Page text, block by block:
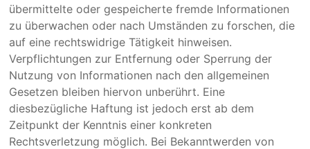
übermittelte oder gespeicherte fremde Informationen
zu überwachen oder nach Umständen zu forschen, die
auf eine rechtswidrige Tätigkeit hinweisen.
Verpflichtungen zur Entfernung oder Sperrung der
Nutzung von Informationen nach den allgemeinen
Gesetzen bleiben hiervon unberührt. Eine
diesbezügliche Haftung ist jedoch erst ab dem
Zeitpunkt der Kenntnis einer konkreten
Rechtsverletzung möglich. Bei Bekanntwerden von